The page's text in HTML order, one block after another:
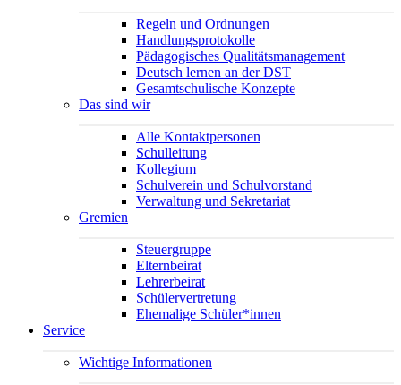
Regeln und Ordnungen
Handlungsprotokolle
Pädagogisches Qualitätsmanagement
Deutsch lernen an der DST
Gesamtschulische Konzepte
Das sind wir
Alle Kontaktpersonen
Schulleitung
Kollegium
Schulverein und Schulvorstand
Verwaltung und Sekretariat
Gremien
Steuergruppe
Elternbeirat
Lehrerbeirat
Schülervertretung
Ehemalige Schüler*innen
Service
Wichtige Informationen